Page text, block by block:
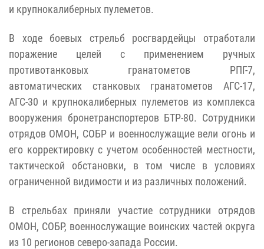
и крупнокалиберных пулеметов.
В ходе боевых стрельб росгвардейцы отработали
поражение целей с применением ручных
противотанковых гранатометов РПГ-7,
автоматических станковых гранатометов АГС-17,
АГС-30 и крупнокалиберных пулеметов из комплекса
вооружения бронетранспортеров БТР-80. Сотрудники
отрядов ОМОН, СОБР и военнослужащие вели огонь и
его корректировку с учетом особенностей местности,
тактической обстановки, в том числе в условиях
ограниченной видимости и из различных положений.
В стрельбах приняли участие сотрудники отрядов
ОМОН, СОБР, военнослужащие воинских частей округа
из 10 регионов северо-запада России.